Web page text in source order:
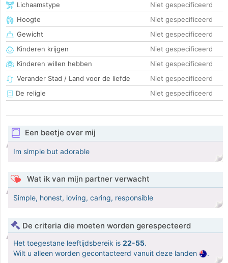
Lichaamstype
Niet gespecificeerd
Hoogte
Niet gespecificeerd
Gewicht
Niet gespecificeerd
Kinderen krijgen
Niet gespecificeerd
Kinderen willen hebben
Niet gespecificeerd
Verander Stad / Land voor de liefde
Niet gespecificeerd
De religie
Niet gespecificeerd
Een beetje over mij
Im simple but adorable
Wat ik van mijn partner verwacht
Simple, honest, loving, caring, responsible
De criteria die moeten worden gerespecteerd
Het toegestane leeftijdsbereik is 22-55.
Wilt u alleen worden gecontacteerd vanuit deze landen
.